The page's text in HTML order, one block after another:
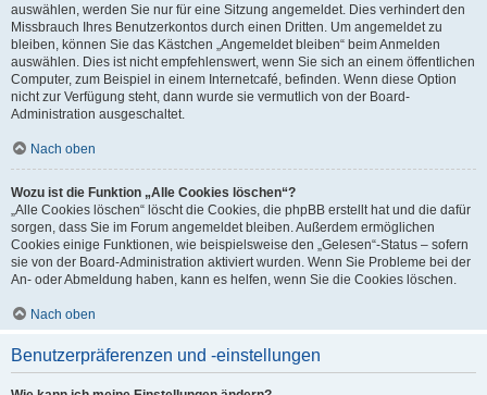
auswählen, werden Sie nur für eine Sitzung angemeldet. Dies verhindert den
Missbrauch Ihres Benutzerkontos durch einen Dritten. Um angemeldet zu
bleiben, können Sie das Kästchen „Angemeldet bleiben“ beim Anmelden
auswählen. Dies ist nicht empfehlenswert, wenn Sie sich an einem öffentlichen
Computer, zum Beispiel in einem Internetcafé, befinden. Wenn diese Option
nicht zur Verfügung steht, dann wurde sie vermutlich von der Board-
Administration ausgeschaltet.
Nach oben
Wozu ist die Funktion „Alle Cookies löschen“?
„Alle Cookies löschen“ löscht die Cookies, die phpBB erstellt hat und die dafür
sorgen, dass Sie im Forum angemeldet bleiben. Außerdem ermöglichen
Cookies einige Funktionen, wie beispielsweise den „Gelesen“-Status – sofern
sie von der Board-Administration aktiviert wurden. Wenn Sie Probleme bei der
An- oder Abmeldung haben, kann es helfen, wenn Sie die Cookies löschen.
Nach oben
Benutzerpräferenzen und -einstellungen